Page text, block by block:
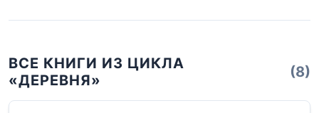
ВСЕ КНИГИ ИЗ ЦИКЛА
«ДЕРЕВНЯ»
(8)